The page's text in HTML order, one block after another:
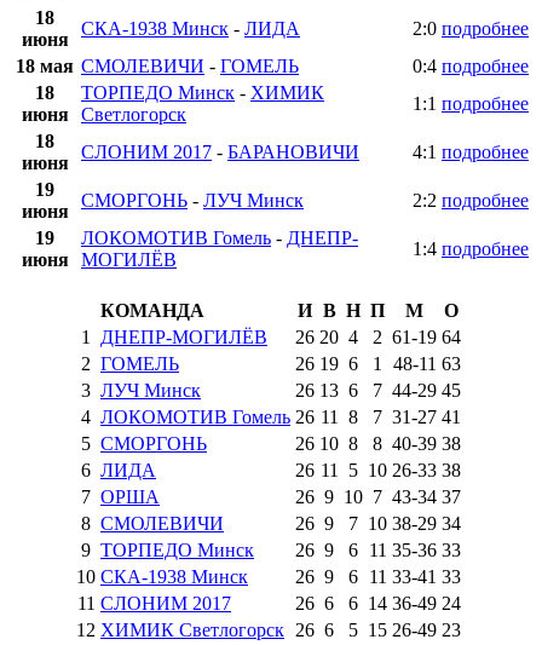
18
июня
СКА-1938 Минск - ЛИДА 2:0 подробнее
18 мая СМОЛЕВИЧИ - ГОМЕЛЬ 0:4 подробнее
18
июня
ТОРПЕДО Минск - ХИМИК
Светлогорск
1:1 подробнее
18
июня
СЛОНИМ 2017 - БАРАНОВИЧИ 4:1 подробнее
19
июня
СМОРГОНЬ - ЛУЧ Минск 2:2 подробнее
19
июня
ЛОКОМОТИВ Гомель - ДНЕПР-
МОГИЛЁВ
1:4 подробнее
КОМАНДА И В Н П М
О
1
ДНЕПР-МОГИЛЁВ 26 20 4 2 61-19 64
2 ГОМЕЛЬ 26 19 6 1 48-11 63
3 ЛУЧ Минск 26 13 6 7 44-29 45
4 ЛОКОМОТИВ Гомель 26 11 8 7 31-27 41
5 СМОРГОНЬ 26 10 8 8 40-39 38
6 ЛИДА 26 11 5 10 26-33 38
7 ОРША 26 9 10 7 43-34 37
8 СМОЛЕВИЧИ 26 9 7 10 38-29 34
9 ТОРПЕДО Минск 26 9 6 11 35-36 33
10 СКА-1938 Минск 26 9 6 11 33-41 33
11 СЛОНИМ 2017 26 6 6 14 36-49 24
12 ХИМИК Светлогорск 26 6 5 15 26-49 23